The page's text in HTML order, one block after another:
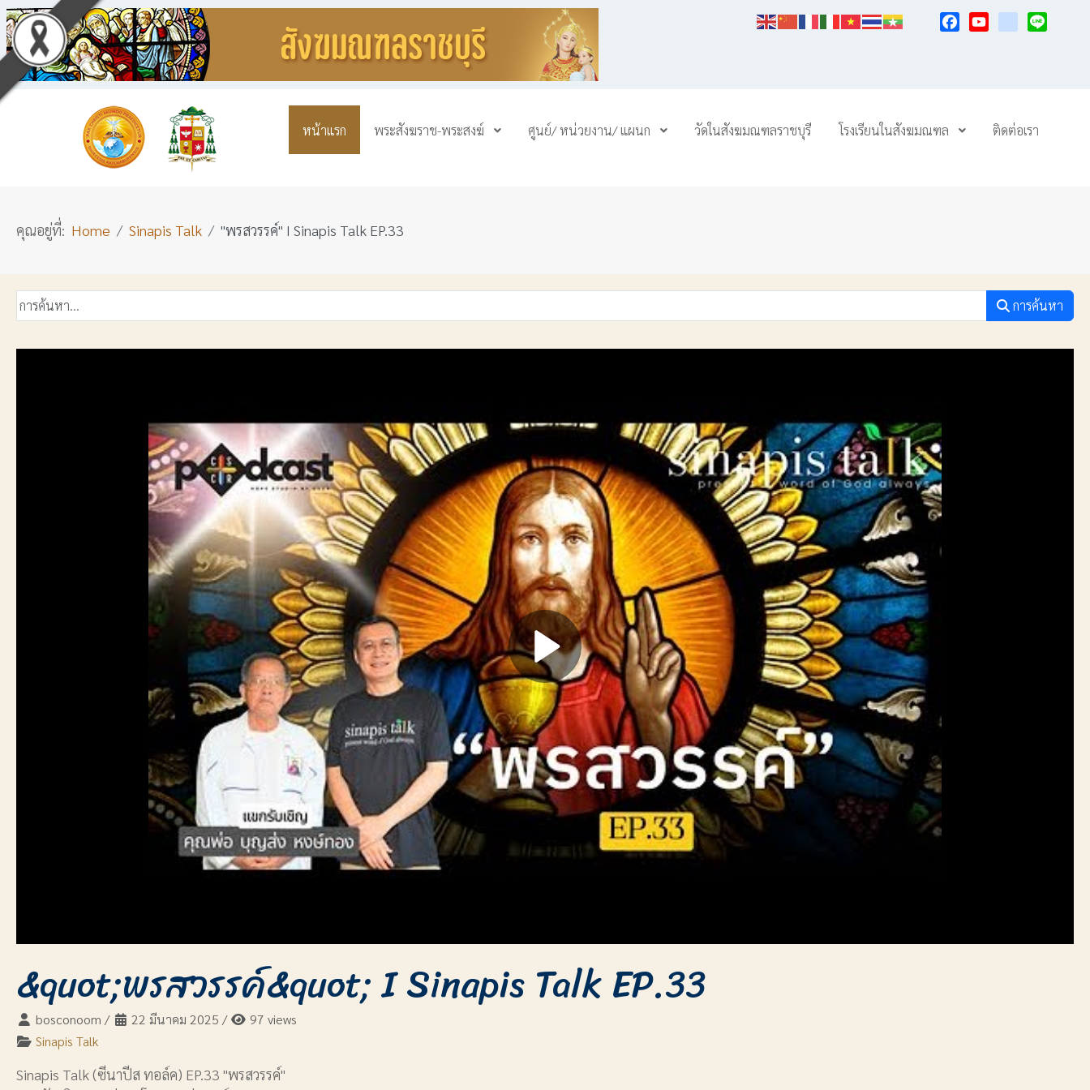
หน้าแรก พระสังฆราช-พระสงฆ์ ศูนย์/ หน่วยงาน/ แผนก วัดในสังฆมณฑลราชบุรี โรงเรียนในสังฆมณฑล ติดต่อเรา
คุณอยู่ที่: Home Sinapis Talk "พรสวรรค์" I Sinapis Talk EP.33
การค้นหา
&quot;พรสวรรค์&quot; I Sinapis Talk EP.33
bosconoom / 22 มีนาคม 2025 /
97 views
Sinapis Talk
Sinapis Talk (ซีนาปีส ทอล์ค) EP.33 "พรสวรรค์"